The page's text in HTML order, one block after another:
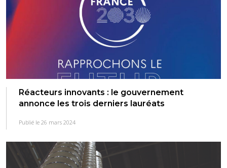
Réacteurs innovants : le gouvernement
annonce les trois derniers lauréats
Publié le 26 mars 2024